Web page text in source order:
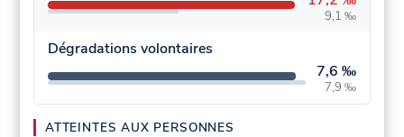
9,1 ‰
Dégradations volontaires
7,6 ‰
7,9 ‰
ATTEINTES AUX PERSONNES